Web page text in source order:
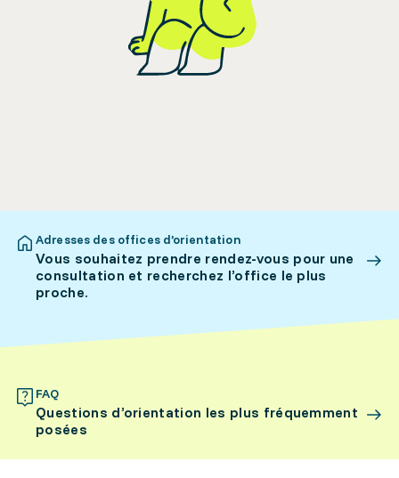
Adresses des offices d’orientation
Vous souhaitez prendre rendez-vous pour une
consultation et recherchez l’office le plus
proche.
FAQ
Questions d’orientation les plus fréquemment
posées